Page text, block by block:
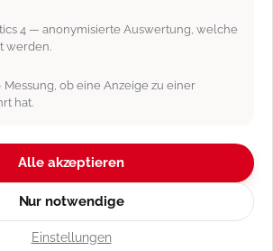
4 — anonymisierte Auswertung, welche
werden.
ob eine Anzeige zu einer
hat.
Alle akzeptieren
Nur notwendige
Einstellungen